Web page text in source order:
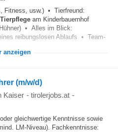
Fitness, usw.) • Tierfreund:
Tierpflege am Kinderbauernhof
• Alles im Blick:
reibungslosen Ablaufs • Team-
anzeigen
(m/w/d)
Kaiser - tirolerjobs.at -
gleichwertige Kenntnisse sowie
LM-Niveau). Fachkenntnisse: